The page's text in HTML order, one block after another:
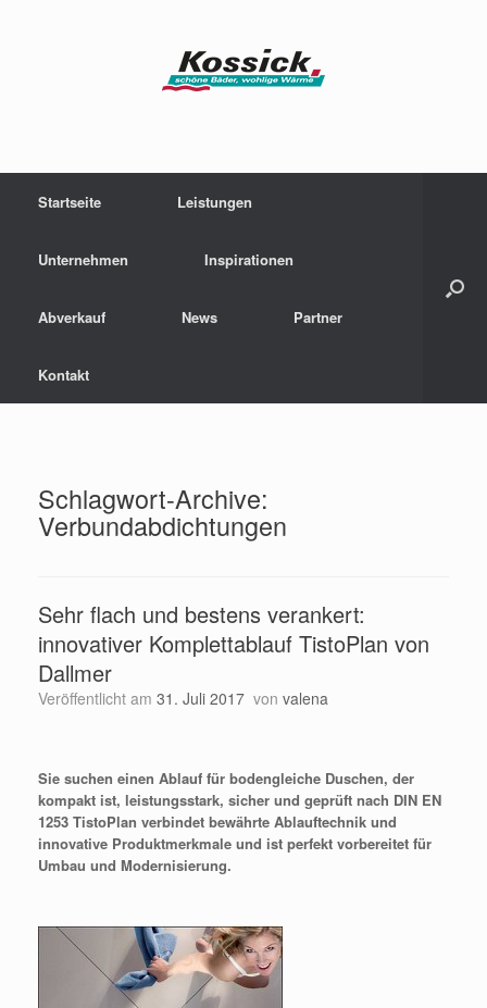
Startseite Leistungen
Unternehmen Inspirationen
Abverkauf News Partner
Kontakt
Schlagwort-Archive:
Verbundabdichtungen
Sehr flach und bestens verankert:
innovativer Komplettablauf TistoPlan von
Dallmer
Veröffentlicht am 31. Juli 2017 von valena
Sie suchen einen Ablauf für bodengleiche Duschen, der
kompakt ist, leistungsstark, sicher und geprüft nach DIN EN
1253 TistoPlan verbindet bewährte Ablauftechnik und
innovative Produktmerkmale und ist perfekt vorbereitet für
Umbau und Modernisierung.